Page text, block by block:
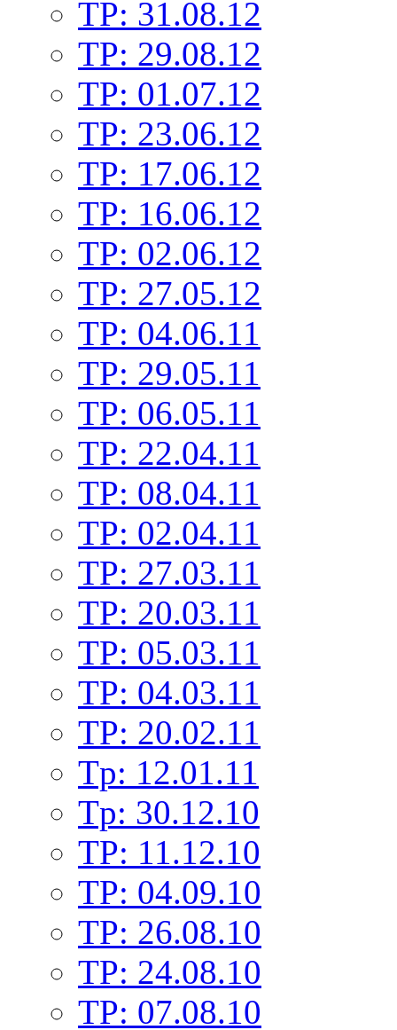
TP: 31.08.12
TP: 29.08.12
TP: 01.07.12
TP: 23.06.12
TP: 17.06.12
TP: 16.06.12
TP: 02.06.12
TP: 27.05.12
TP: 04.06.11
TP: 29.05.11
TP: 06.05.11
TP: 22.04.11
TP: 08.04.11
TP: 02.04.11
TP: 27.03.11
TP: 20.03.11
TP: 05.03.11
TP: 04.03.11
TP: 20.02.11
Tp: 12.01.11
Tp: 30.12.10
TP: 11.12.10
TP: 04.09.10
TP: 26.08.10
TP: 24.08.10
TP: 07.08.10